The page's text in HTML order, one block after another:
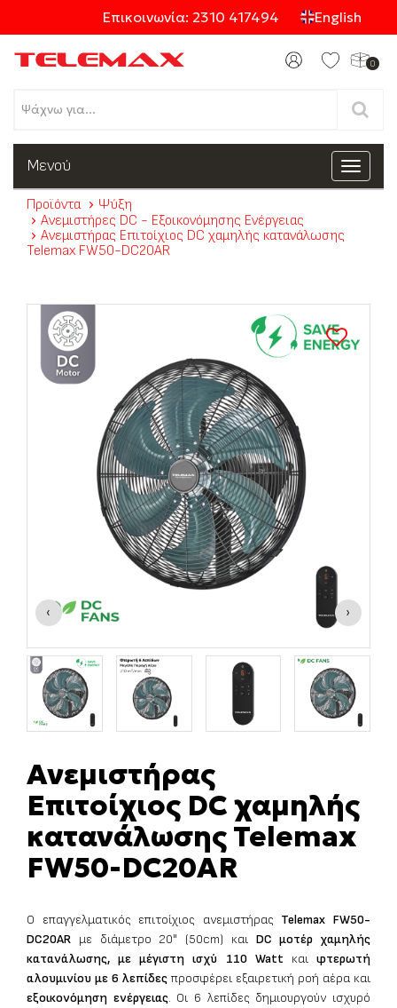
Επικοινωνία: 2310 417494 English
0
Προϊόντα
Κατηγορίες
Toggle
Μενού
Προϊόντα
Ψύξη
Ανεμιστήρες DC - Εξοικονόμησης Ενέργειας
Ανεμιστήρας Επιτοίχιος DC χαμηλής κατανάλωσης
Telemax FW50-DC20AR
‹ ›
Ανεμιστήρας
Επιτοίχιος DC χαμηλής
κατανάλωσης Telemax
FW50-DC20AR
Ο επαγγελματικός επιτοίχιος ανεμιστήρας Telemax FW50-
DC20AR με διάμετρο 20" (50cm) και DC μοτέρ χαμηλής
κατανάλωσης, με μέγιστη ισχύ 110 Watt καιφτερωτή
αλουμινίου με 6 λεπίδες προσφέρει εξαιρετική ροή αέρα και
εξοικονόμηση ενέργειας. Οι 6 λεπίδες δημιουργούν ισχυρό